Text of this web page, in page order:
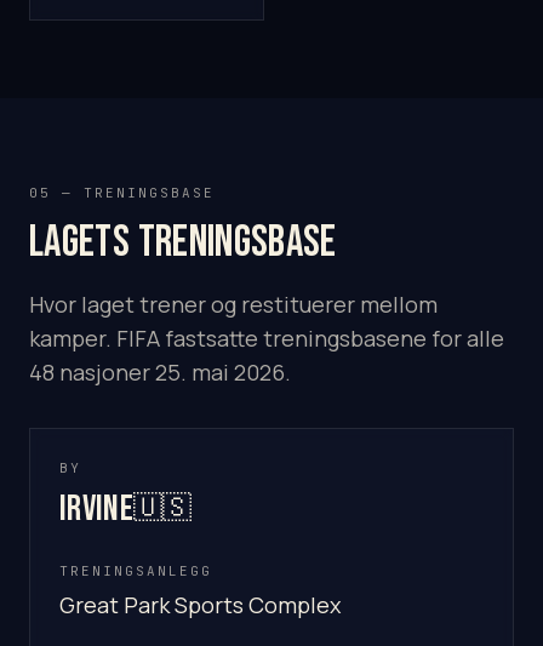
05 — TRENINGSBASE
Lagets treningsbase
Hvor laget trener og restituerer mellom
kamper. FIFA fastsatte treningsbasene for alle
48 nasjoner 25. mai 2026.
BY
Irvine🇺🇸
TRENINGSANLEGG
Great Park Sports Complex